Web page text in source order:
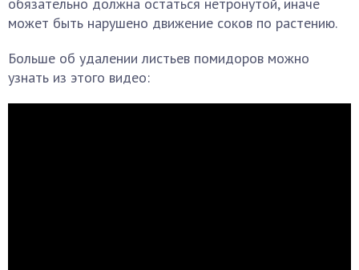
может быть нарушено движение соков по растению.
Больше об удалении листьев помидоров можно
узнать из этого видео: